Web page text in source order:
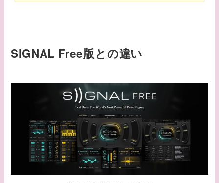
SIGNAL Free版との違い